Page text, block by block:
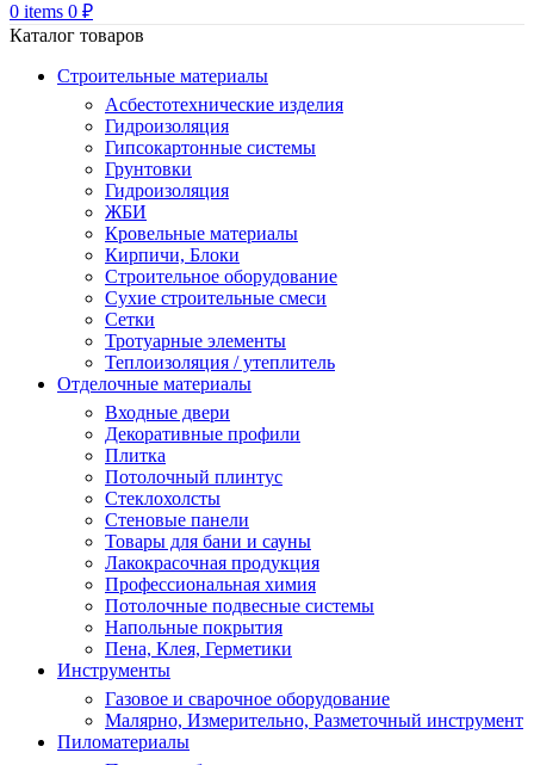
0 items 0 ₽
Каталог товаров
Строительные материалы
Асбестотехнические изделия
Гидроизоляция
Гипсокартонные системы
Грунтовки
Гидроизоляция
ЖБИ
Кровельные материалы
Кирпичи, Блоки
Строительное оборудование
Сухие строительные смеси
Сетки
Тротуарные элементы
Теплоизоляция / утеплитель
Отделочные материалы
Входные двери
Декоративные профили
Плитка
Потолочный плинтус
Стеклохолсты
Стеновые панели
Товары для бани и сауны
Лакокрасочная продукция
Профессиональная химия
Потолочные подвесные системы
Напольные покрытия
Пена, Клея, Герметики
Инструменты
Газовое и сварочное оборудование
Малярно, Измерительно, Разметочный инструмент
Пиломатериалы